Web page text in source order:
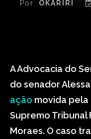
Por OKARIRI
A Advocacia do
do senador
ação movida pela
Supremo Tribunal
Moraes. O caso